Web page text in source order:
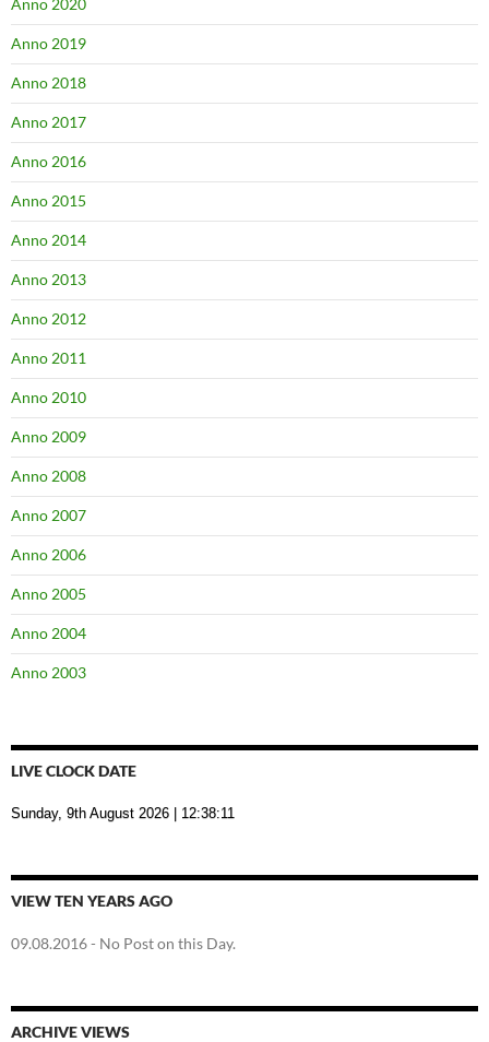
Anno 2019
Anno 2018
Anno 2017
Anno 2016
Anno 2015
Anno 2014
Anno 2013
Anno 2012
Anno 2011
Anno 2010
Anno 2009
Anno 2008
Anno 2007
Anno 2006
Anno 2005
Anno 2004
Anno 2003
LIVE CLOCK DATE
Sunday, 9th August 2026 | 12:38:12
VIEW TEN YEARS AGO
09.08.2016- No Post on this Day.
ARCHIVE VIEWS